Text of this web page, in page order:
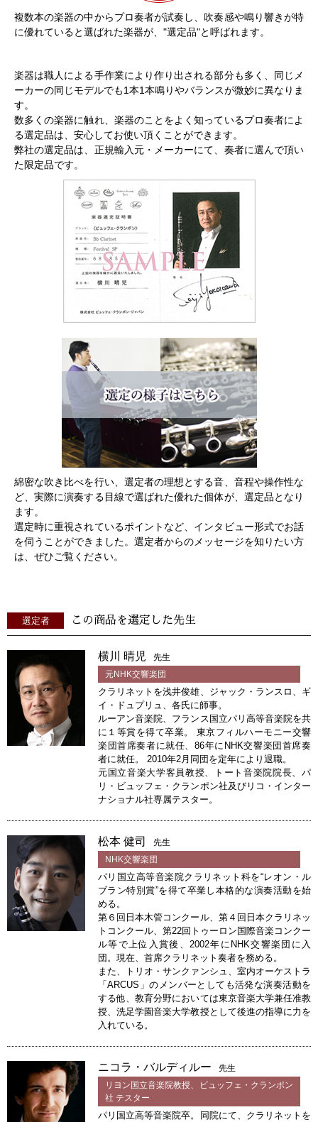
複数本の楽器の中からプロ奏者が試奏し、吹奏感や鳴り響きが特
に優れていると選ばれた楽器が、"選定品"と呼ばれます。
楽器は職人による手作業により作り出される部分も多く、同じメ
ーカーの同じモデルでも1本1本鳴りやバランスが微妙に異なりま
す。
数多くの楽器に触れ、楽器のことをよく知っているプロ奏者によ
る選定品は、安心してお使い頂くことができます。
弊社の選定品は、正規輸入元・メーカーにて、奏者に選んで頂い
た限定品です。
綿密な吹き比べを行い、選定者の理想とする音、音程や操作性な
ど、実際に演奏する目線で選ばれた優れた個体が、選定品となり
ます。
選定時に重視されているポイントなど、インタビュー形式でお話
を伺うことができました。選定者からのメッセージを知りたい方
は、ぜひご覧ください。
選定者 この商品を選定した先生
横川 晴児
先生
元NHK交響楽団
クラリネットを浅井俊雄、ジャック・ランスロ、ギ
イ・ドュプリュ、各氏に師事。
ルーアン音楽院、フランス国立パリ高等音楽院を共
に１等賞を得て卒業。 東京フィルハーモニー交響
楽団首席奏者に就任、86年にNHK交響楽団首席奏
者に就任。 2010年2月同団を定年により退職。
元国立音楽大学客員教授、トート音楽院院長、パ
リ・ビュッフェ・クランポン社及びリコ・インター
ナショナル社専属テスター。
松本 健司
先生
NHK交響楽団
パリ国立高等音楽院クラリネット科を“レオン・ル
ブラン特別賞”を得て卒業し本格的な演奏活動を始
める。
第６回日本木管コンクール、第４回日本クラリネッ
トコンクール、第22回トゥーロン国際音楽コンクー
ル等で上位入賞後、2002年にNHK交響楽団に入
団。現在、首席クラリネット奏者を務める。
また、トリオ・サンクァンシュ、室内オーケストラ
「ARCUS」のメンバーとしても活発な演奏活動を
する他、教育分野においては東京音楽大学兼任准教
授、洗足学園音楽大学教授として後進の指導に力を
入れている。
ニコラ・バルディルー
先生
リヨン国立音楽院教授、ビュッフェ・クランポン
社 テスター
パリ国立高等音楽院卒。同院にて、クラリネットを